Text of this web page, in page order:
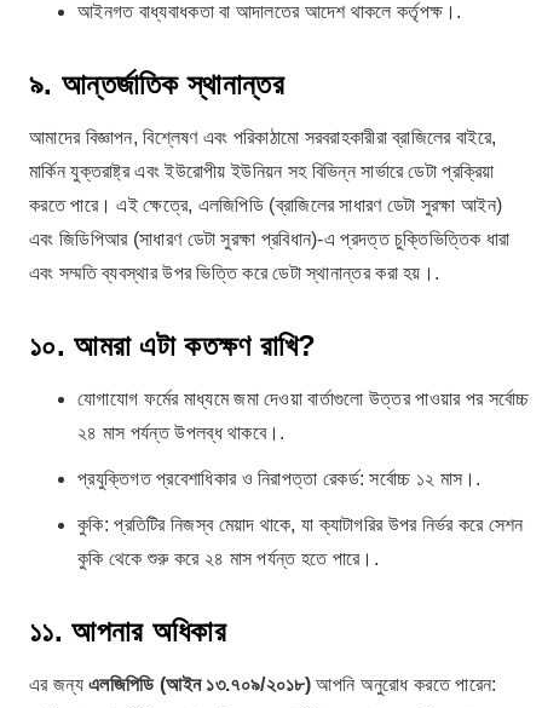
আইনগত বাধ্যবাধকতা বা আদালতের আদেশ থাকলে কর্তৃপক্ষ।.
৯. আন্তর্জাতিক স্থানান্তর
আমাদের বিজ্ঞাপন, বিশ্লেষণ এবং পরিকাঠামো সরবরাহকারীরা ব্রাজিলের বাইরে,
মার্কিন যুক্তরাষ্ট্র এবং ইউরোপীয় ইউনিয়ন সহ বিভিন্ন সার্ভারে ডেটা প্রক্রিয়া
করতে পারে। এই ক্ষেত্রে, এলজিপিডি (ব্রাজিলের সাধারণ ডেটা সুরক্ষা আইন)
এবং জিডিপিআর (সাধারণ ডেটা সুরক্ষা প্রবিধান)-এ প্রদত্ত চুক্তিভিত্তিক ধারা
এবং সম্মতি ব্যবস্থার উপর ভিত্তি করে ডেটা স্থানান্তর করা হয়।.
১০. আমরা এটা কতক্ষণ রাখি?
যোগাযোগ ফর্মের মাধ্যমে জমা দেওয়া বার্তাগুলো উত্তর পাওয়ার পর সর্বোচ্চ
২৪ মাস পর্যন্ত উপলব্ধ থাকবে।.
প্রযুক্তিগত প্রবেশাধিকার ও নিরাপত্তা রেকর্ড: সর্বোচ্চ ১২ মাস।.
কুকি: প্রতিটির নিজস্ব মেয়াদ থাকে, যা ক্যাটাগরির উপর নির্ভর করে সেশন
কুকি থেকে শুরু করে ২৪ মাস পর্যন্ত হতে পারে।.
১১. আপনার অধিকার
এর জন্যএলজিপিডি (আইন ১৩.৭০৯/২০১৮) আপনি অনুরোধ করতে পারেন: